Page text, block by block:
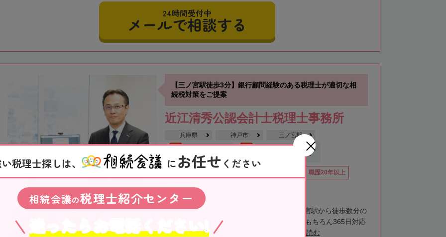
24時間受付中
メールで相談する
【三ノ宮駅徒歩3分】銀行顧問経験のある税理士が適切な相
続税対策をご提案
近江清秀公認会計士税理士事務所
兵庫県 神戸市 三ノ宮駅
初回相談無料
職歴20年以上
駐車場あり
近江清秀公認会計士税理士事務所の強みは三宮駅から徒歩数分の
神戸国際会館17階に事務所があります土日はもちろん365日対応
します相続税の申告実績は過去24年...
続きを読む
税理士探しは、 にお任せ ください
相続会議の税理士紹介センター
迷ったらお電話ください!